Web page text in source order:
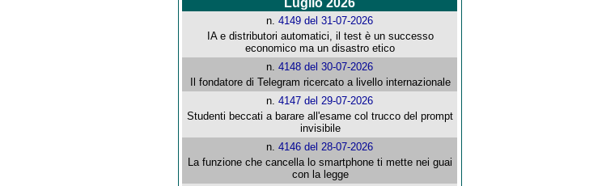
Luglio 2026
n.4149 del 31-07-2026
IA e distributori automatici, il test è un successo
economico ma un disastro etico
n.4148 del 30-07-2026
Il fondatore di Telegram ricercato a livello internazionale
n.4147 del 29-07-2026
Studenti beccati a barare all'esame col trucco del prompt
invisibile
n.4146 del 28-07-2026
La funzione che cancella lo smartphone ti mette nei guai
con la legge